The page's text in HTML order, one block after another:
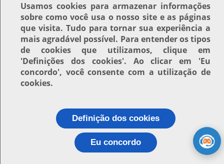
Usamos cookiespara armazenar informações
sobre como você usa o nosso site e as páginas
que visita. Tudo para tornar sua experiência a
mais agradável possível. Para entender os tipos
de cookies que utilizamos, clique em
'Definições dos cookies'. Ao clicar em 'Eu
concordo', você consente com a utilização de
cookies.